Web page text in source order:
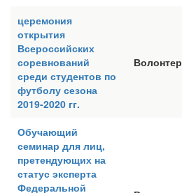
церемония
открытия
Всероссийских
соревнований
среди студентов по
футболу сезона
2019-2020 гг.
Волонтер
Обучающий
семинар для лиц,
претендующих на
статус эксперта
Федеральной